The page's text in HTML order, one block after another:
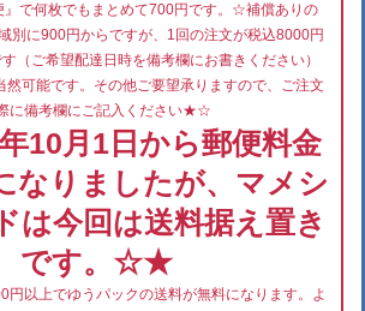
』で何枚でもまとめて700円です。☆補償ありの
別に900円からですが、1回の注文が税込8000円
（ご希望配達日時を備考欄にお書きください）
可能です。その他ご要望承りますので、ご注文
に備考欄にご記入ください★☆
10月1日から郵便料金
なりましたが、マメシ
は今回は送料据え置き
です。☆★
以上でゆうパックの送料が無料になります。よ